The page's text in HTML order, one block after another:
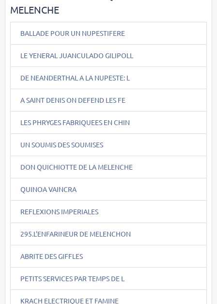
MELENCHE
BALLADE POUR UN NUPESTIFERE
LE YENERAL JUANCULADO GILIPOLL
DE NEANDERTHAL A LA NUPESTE: L
A SAINT DENIS ON DEFEND LES FE
LES PHRYGES FABRIQUEES EN CHIN
UN SOUMIS DES SOUMISES
DON QUICHIOTTE DE LA MELENCHE
QUINOA VAINCRA
REFLEXIONS IMPERIALES
295.L'ENFARINEUR DE MELENCHON
ABRITE DES GIFFLES
PETITS SERVICES PAR TEMPS DE L
KRACH ELECTRIQUE ET FAMINE